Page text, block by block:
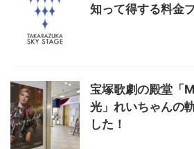
知って得する料金
宝塚歌劇の殿堂「
光」れいちゃんの
した！